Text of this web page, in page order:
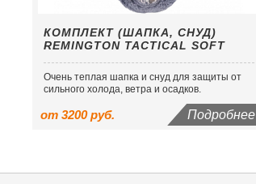
КОМПЛЕКТ (ШАПКА, СНУД)
REMINGTON TACTICAL SOFT
Очень теплая шапка и снуд для защиты от
сильного холода, ветра и осадков.
от 3200 руб. Подробнее